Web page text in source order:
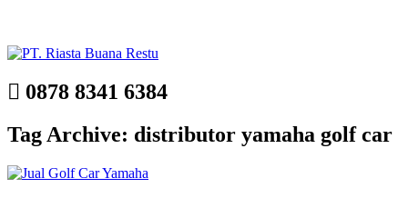
0878 8341 6384
Tag Archive: distributor yamaha golf car